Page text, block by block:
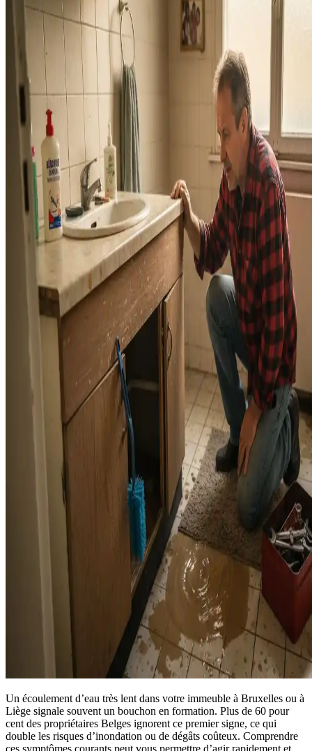
Un écoulement d’eau très lent dans votre immeuble à Bruxelles ou à
Liège signale souvent un bouchon en formation. Plus de 60 pour
cent des propriétaires Belges ignorent ce premier signe, ce qui
double les risques d’inondation ou de dégâts coûteux. Comprendre
ces symptômes courants peut vous permettre d’agir rapidement et